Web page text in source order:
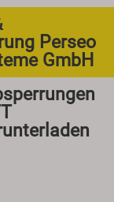
Perseo
GmbH